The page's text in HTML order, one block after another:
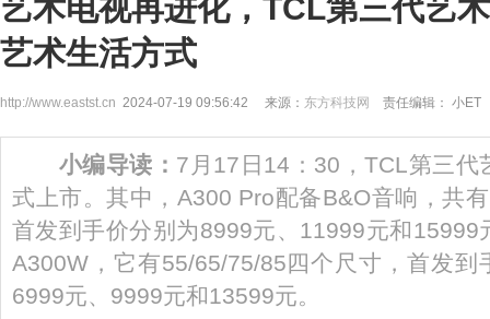
艺术电视再进化，TCL第三代艺
艺术生活方式
http://www.eastst.cn 2024-07-19 09:56:42 来源： 东方科技网 责任编辑： 小ET
小编导读： 7月17日14：30，TCL第三代
式上市。其中，A300 Pro配备B&O音响，共
首发到手价分别为8999元、11999元和15999
A300W，它有55/65/75/85四个尺寸，首发到
6999元、9999元和13599元。